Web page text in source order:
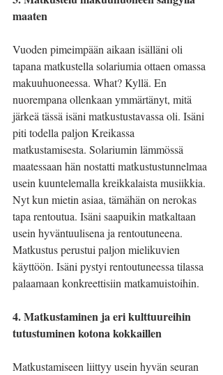
maaten
Vuoden pimeimpään aikaan isälläni oli
tapana matkustella solariumia ottaen omassa
makuuhuoneessa. What? Kyllä. En
nuorempana ollenkaan ymmärtänyt, mitä
järkeä tässä isäni matkustustavassa oli. Isäni
piti todella paljon Kreikassa
matkustamisesta. Solariumin lämmössä
maatessaan hän nostatti matkustustunnelmaa
usein kuuntelemalla kreikkalaista musiikkia.
Nyt kun mietin asiaa, tämähän on nerokas
tapa rentoutua. Isäni saapuikin matkaltaan
usein hyväntuulisena ja rentoutuneena.
Matkustus perustui paljon mielikuvien
käyttöön. Isäni pystyi rentoutuneessa tilassa
palaamaan konkreettisiin matkamuistoihin.
4. Matkustaminen ja eri kulttuureihin
tutustuminen kotona kokkaillen
Matkustamiseen liittyy usein hyvän seuran